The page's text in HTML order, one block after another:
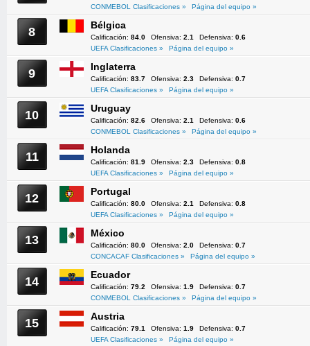
CONMEBOL Clasificaciones »
Página del equipo »
8 Bélgica
Calificación: 84.0 Ofensiva: 2.1 Defensiva: 0.6
UEFA Clasificaciones »
Página del equipo »
9 Inglaterra
Calificación: 83.7 Ofensiva: 2.3 Defensiva: 0.7
UEFA Clasificaciones »
Página del equipo »
10 Uruguay
Calificación: 82.6 Ofensiva: 2.1 Defensiva: 0.6
CONMEBOL Clasificaciones »
Página del equipo »
11 Holanda
Calificación: 81.9 Ofensiva: 2.3 Defensiva: 0.8
UEFA Clasificaciones »
Página del equipo »
12 Portugal
Calificación: 80.0 Ofensiva: 2.1 Defensiva: 0.8
UEFA Clasificaciones »
Página del equipo »
13 México
Calificación: 80.0 Ofensiva: 2.0 Defensiva: 0.7
CONCACAF Clasificaciones »
Página del equipo »
14 Ecuador
Calificación: 79.2 Ofensiva: 1.9 Defensiva: 0.7
CONMEBOL Clasificaciones »
Página del equipo »
15 Austria
Calificación: 79.1 Ofensiva: 1.9 Defensiva: 0.7
UEFA Clasificaciones »
Página del equipo »